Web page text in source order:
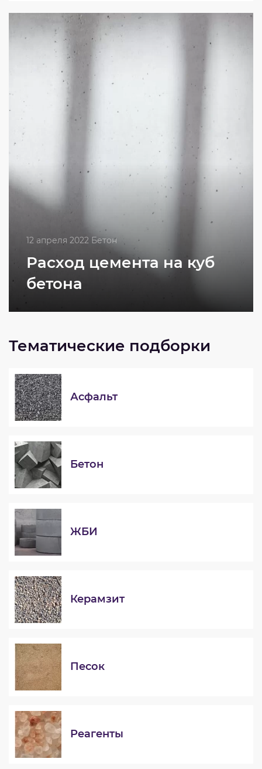
12 апреля 2022 Бетон
Расход цемента на куб
бетона
Тематические подборки
Асфальт
Бетон
ЖБИ
Керамзит
Песок
Реагенты